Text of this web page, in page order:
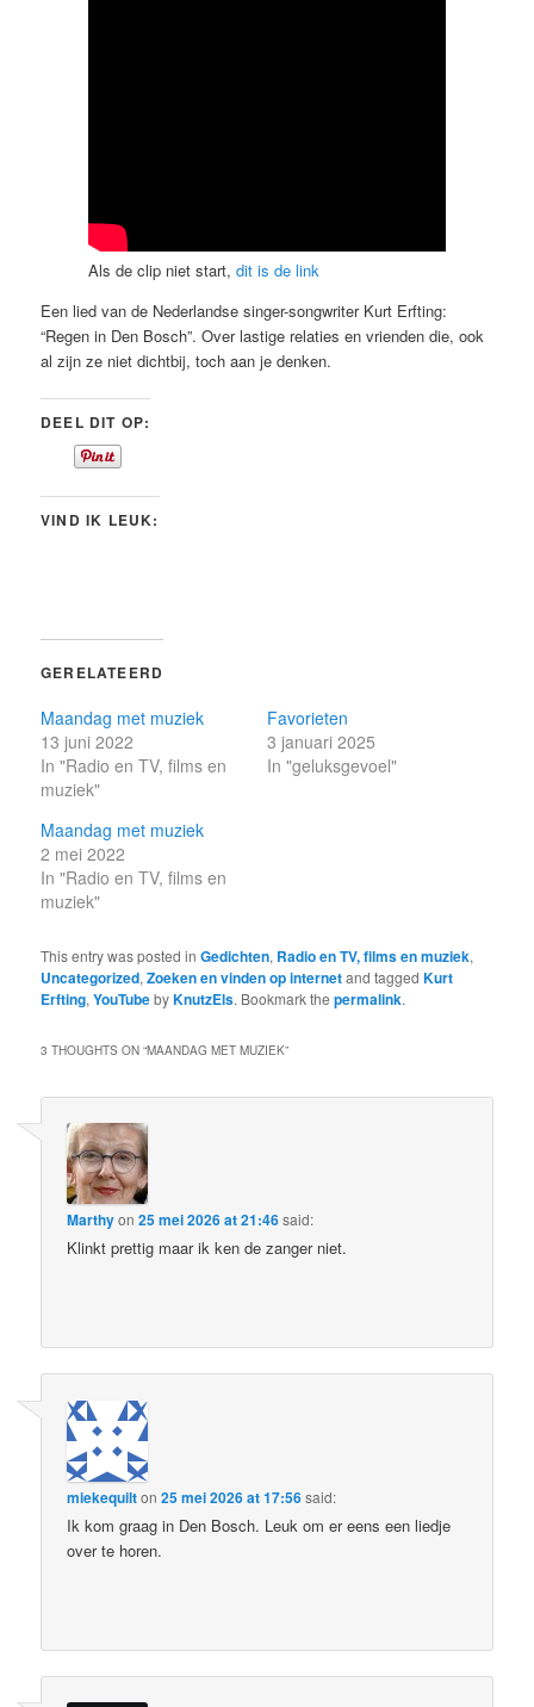
Als de clip niet start,dit is de link
Een lied van de Nederlandse singer-songwriter Kurt Erfting:
“Regen in Den Bosch”. Over lastige relaties en vrienden die, ook
al zijn ze niet dichtbij, toch aan je denken.
DEEL DIT OP:
VIND IK LEUK:
GERELATEERD
Maandag met muziek
13 juni 2022
In "Radio en TV, films en
muziek"
Favorieten
3 januari 2025
In "geluksgevoel"
Maandag met muziek
2 mei 2022
In "Radio en TV, films en
muziek"
This entry was posted inGedichten, Radio en TV, films en muziek,
Uncategorized,Zoeken en vinden op internetand taggedKurt
Erfting,YouTubebyKnutzEls. Bookmark thepermalink.
3 THOUGHTS ON “MAANDAG MET MUZIEK”
Marthyon25 mei 2026 at 21:46said:
Klinkt prettig maar ik ken de zanger niet.
miekequilton25 mei 2026 at 17:56said:
Ik kom graag in Den Bosch. Leuk om er eens een liedje
over te horen.